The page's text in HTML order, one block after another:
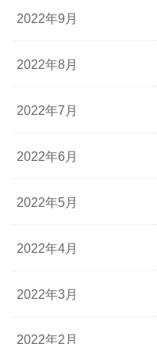
2022年9月
2022年8月
2022年7月
2022年6月
2022年5月
2022年4月
2022年3月
2022年2月